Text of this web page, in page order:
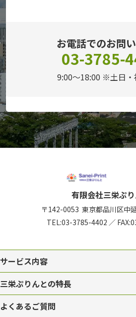
お電話でのお問
03-3785-
9:00～18:00 ※土日・
有限会社三栄ぷ
〒142-0053 東京都品川区中
TEL:03-3785-4402 ／
サービス内容
三栄ぷりんとの特長
よくあるご質問